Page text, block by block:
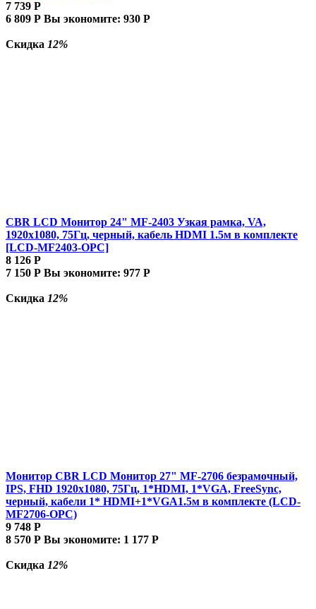
7 739 Р
6 809 Р Вы экономите: 930 Р
Скидка 12%
CBR LCD Монитор 24" MF-2403 Узкая рамка, VA,
1920x1080, 75Гц, черный, кабель HDMI 1.5м в комплекте
[LCD-MF2403-OPC]
8 126 Р
7 150 Р Вы экономите: 977 Р
Скидка 12%
Монитор CBR LCD Монитор 27" MF-2706 безрамочный,
IPS, FHD 1920x1080, 75Гц, 1*HDMI, 1*VGA, FreeSync,
черный, кабели 1* HDMI+1*VGA1.5м в комплекте (LCD-
MF2706-OPC)
9 748 Р
8 570 Р Вы экономите: 1 177 Р
Скидка 12%